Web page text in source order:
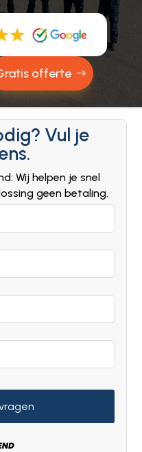
offerte
Vul je
Wij helpen je snel
geen betaling.